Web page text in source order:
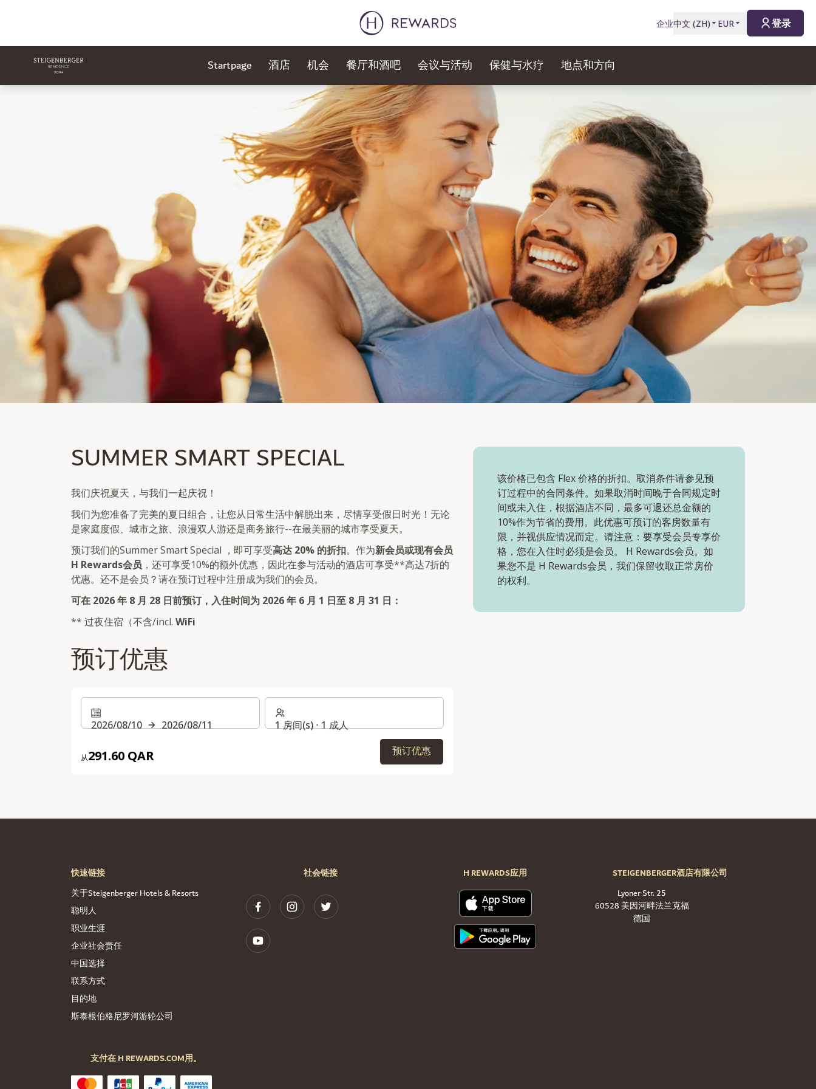
企业中文 (ZH) EUR 登录
Startpage 酒店 机会 餐厅和酒吧 会议与活动 保健与水疗 地点和方向
成为会员可享受高达 30% 的折扣
过夜住宿不含/incl.
SUMMER SMART SPECIAL
我们庆祝夏天，与我们一起庆祝！
我们为您准备了完美的夏日组合，让您从日常生活中解脱出来，尽情享受假日时光！无论
是家庭度假、城市之旅、浪漫双人游还是商务旅行--在最美丽的城市享受夏天。
预订我们的Summer Smart Special ，即可享受高达 20% 的折扣。作为新会员或现有会员
H Rewards会员 ，还可享受10%的额外优惠，因此在参与活动的酒店可享受**高达7折的
优惠。还不是会员？请在预订过程中注册成为我们的会员。
可在 2026 年 8 月 28 日前预订，入住时间为 2026 年 6 月 1 日至 8 月 31 日：
** 过夜住宿（不含/incl. WiFi
预订优惠
2026/08/10 2026/08/11
从291.60 QAR
1 房间(s) ⋅ 1 成人
预订优惠
该价格已包含 Flex 价格的折扣。取消条件请参见预
订过程中的合同条件。如果取消时间晚于合同规定时
间或未入住，根据酒店不同，最多可退还总金额的
10%作为节省的费用。此优惠可预订的客房数量有
限，并视供应情况而定。请注意：要享受会员专享价
格，您在入住时必须是会员。 H Rewards会员。如
果您不是 H Rewards会员，我们保留收取正常房价
的权利。
快速链接
关于Steigenberger Hotels & Resorts
聪明人
职业生涯
企业社会责任
中国选择
联系方式
目的地
斯泰根伯格尼罗河游轮公司
社会链接 H REWARDS应用
STEIGENBERGER酒店有限公司
Lyoner Str. 25
60528 美因河畔法兰克福
德国
支付在 H REWARDS.COM用。